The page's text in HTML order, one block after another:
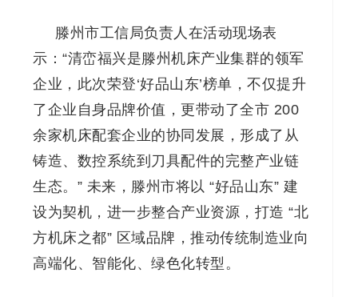
滕州市工信局负责人在活动现场表
示：“清峦福兴是滕州机床产业集群的领军
企业，此次荣登‘好品山东’榜单，不仅提升
了企业自身品牌价值，更带动了全市 200
余家机床配套企业的协同发展，形成了从
铸造、数控系统到刀具配件的完整产业链
生态。” 未来，滕州市将以 “好品山东” 建
设为契机，进一步整合产业资源，打造 “北
方机床之都” 区域品牌，推动传统制造业向
高端化、智能化、绿色化转型。